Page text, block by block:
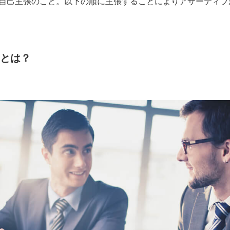
は？